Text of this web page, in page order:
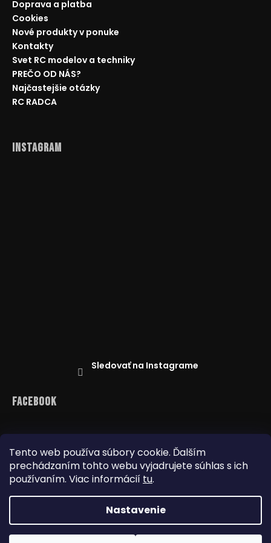
Tento web používa súbory cookie. Ďalším
prechádzaním tohto webu vyjadrujete súhlas s ich
používaním. Viac informácií tu.
Nastavenie
Doprava a platba
Cookies
Nové produkty v ponuke
Kontakty
Svet RC modelov a techniky
PREČO OD NÁS?
Najčastejšie otázky
RC RADCA
Instagram
Sledovať na Instagrame
Facebook
Reklamácie Doprava a platba
Najnižšia cena na trhu Obchodné podmienky
Copyright 2026www.dealbox.sk. Všetky práva